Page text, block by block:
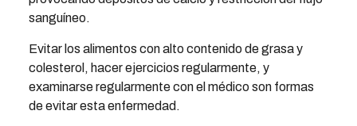
sanguíneo.
Evitar los alimentos con alto contenido de grasa y
colesterol, hacer ejercicios regularmente, y
examinarse regularmente con el médico son formas
de evitar esta enfermedad.